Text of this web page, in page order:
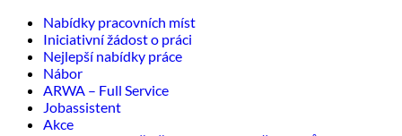
Nabídky pracovních míst
Iniciativní žádost o práci
Nejlepší nabídky práce
Nábor
ARWA – Full Service
Jobassistent
Akce